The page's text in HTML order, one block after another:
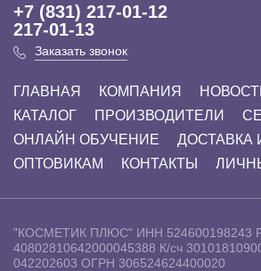
+7 (831) 217-01-12
217-01-13
Заказать звонок
ГЛАВНАЯ КОМПАНИЯ
КАТАЛОГ
ПРОИЗВОДИТЕЛИ
ОНЛАЙН ОБУЧЕНИЕ
ДОСТАВКА
ОПТОВИКАМ
КОНТАКТЫ
"КОСМЕТИК ПЛЮС" ИНН 524600198243
40802810642000045388 К/сч
042202603 ОГРН 306524624400020